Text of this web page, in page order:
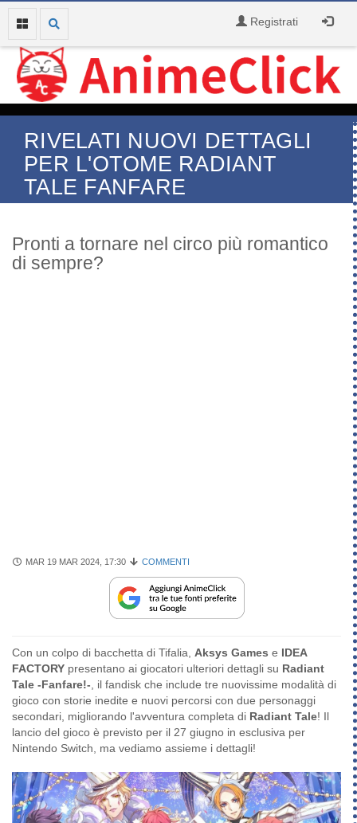
Registrati
RIVELATI NUOVI DETTAGLI
PER L'OTOME RADIANT
TALE FANFARE
Pronti a tornare nel circo più romantico
di sempre?
MAR 19 MAR 2024, 17:30 COMMENTI
Con un colpo di bacchetta di Tifalia, Aksys Games e IDEA
FACTORY presentano ai giocatori ulteriori dettagli su Radiant
Tale -Fanfare!-, il fandisk che include tre nuovissime modalità di
gioco con storie inedite e nuovi percorsi con due personaggi
secondari, migliorando l'avventura completa di Radiant Tale! Il
lancio del gioco è previsto per il 27 giugno in esclusiva per
Nintendo Switch, ma vediamo assieme i dettagli!